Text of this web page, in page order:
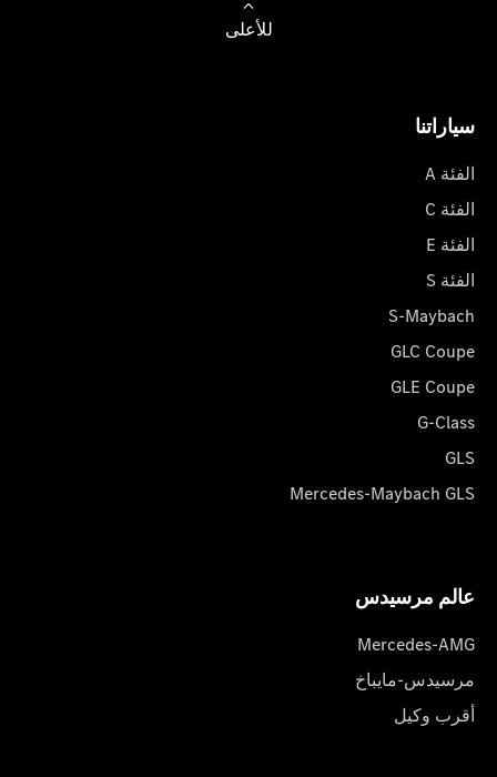
للأعلى
سياراتنا
الفئة A
الفئة C
الفئة E
الفئة S
S-Maybach
GLC Coupe
GLE Coupe
G-Class
GLS
Mercedes-Maybach GLS
عالم مرسیدس
Mercedes-AMG
مرسيدس-مايباخ
أقرب وكيل